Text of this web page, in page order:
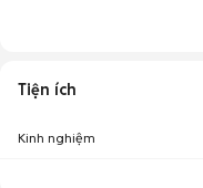
Tiện ích
Kinh nghiệm